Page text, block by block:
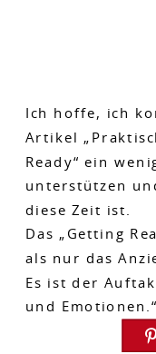
Ich hoffe, ich
Artikel
Ready“ ein
unterstützen
diese Zeit ist.
Das „Getting
als nur das
Es ist der
und Emotionen.“